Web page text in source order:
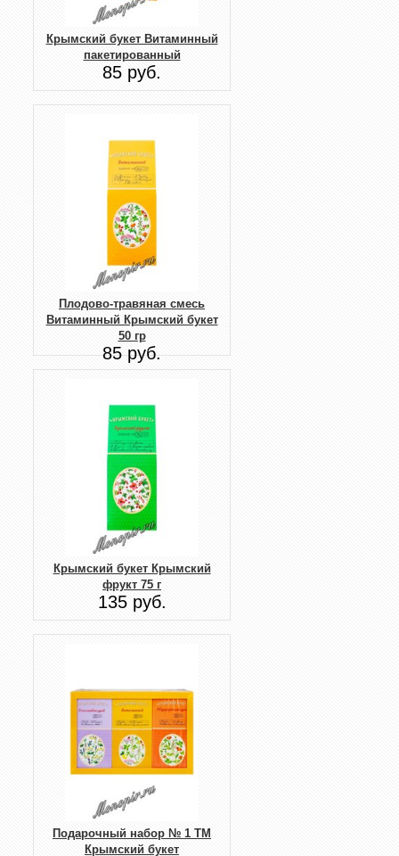
Крымский букет Витаминный
пакетированный
85 руб.
Плодово-травяная смесь
Витаминный Крымский букет
50 гр
85 руб.
Крымский букет Крымский
фрукт 75 г
135 руб.
Подарочный набор № 1 ТМ
Крымский букет